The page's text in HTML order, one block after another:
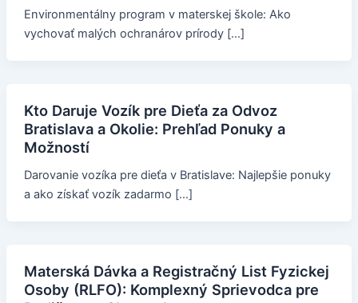
Environmentálny program v materskej škole: Ako
vychovať malých ochranárov prírody […]
Kto Daruje Vozík pre Dieťa za Odvoz
Bratislava a Okolie: Prehľad Ponuky a
Možností
Darovanie vozíka pre dieťa v Bratislave: Najlepšie ponuky
a ako získať vozík zadarmo […]
Materská Dávka a Registračný List Fyzickej
Osoby (RLFO): Komplexný Sprievodca pre